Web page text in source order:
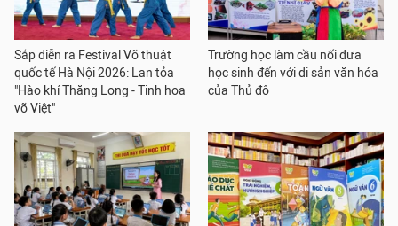
Sắp diễn ra Festival Võ thuật
quốc tế Hà Nội 2026: Lan tỏa
"Hào khí Thăng Long - Tinh hoa
võ Việt"
Trường học làm cầu nối đưa
học sinh đến với di sản văn hóa
của Thủ đô